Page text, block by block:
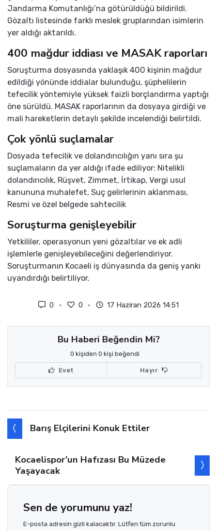
Jandarma Komutanlığı’na götürüldüğü bildirildi.
Gözaltı listesinde farklı meslek gruplarından isimlerin
yer aldığı aktarıldı.
400 mağdur iddiası ve MASAK raporları
Soruşturma dosyasında yaklaşık 400 kişinin mağdur
edildiği yönünde iddialar bulunduğu, şüphelilerin
tefecilik yöntemiyle yüksek faizli borçlandırma yaptığı
öne sürüldü. MASAK raporlarının da dosyaya girdiği ve
mali hareketlerin detaylı şekilde incelendiği belirtildi.
Çok yönlü suçlamalar
Dosyada tefecilik ve dolandırıcılığın yanı sıra şu
suçlamaların da yer aldığı ifade ediliyor: Nitelikli
dolandırıcılık, Rüşvet, Zimmet, İrtikap, Vergi usul
kanununa muhalefet, Suç gelirlerinin aklanması,
Resmi ve özel belgede sahtecilik
Soruşturma genişleyebilir
Yetkililer, operasyonun yeni gözaltılar ve ek adli
işlemlerle genişleyebileceğini değerlendiriyor.
Soruşturmanın Kocaeli iş dünyasında da geniş yankı
uyandırdığı belirtiliyor.
0 0 17 Haziran 2026 14:51
Bu Haberi Beğendin Mi?
0 kişiden 0 kişi beğendi
Evet Hayır
Barış Elçilerini Konuk Ettiler
Kocaelispor’un Hafızası Bu Müzede
Yaşayacak
Sen de yorumunu yaz!
E-posta adresin gizli kalacaktır. Lütfen tüm zorunlu